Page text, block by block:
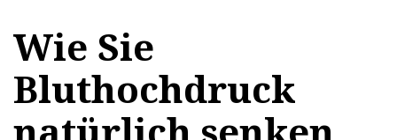
Wie Sie
Bluthochdruck